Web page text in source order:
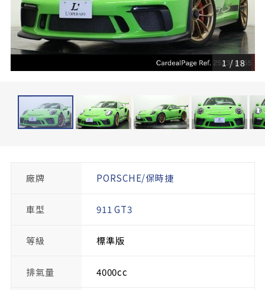
1/18
廠牌 PORSCHE/保時捷
車型 911 GT3
等級 標準版
排氣量 4000cc